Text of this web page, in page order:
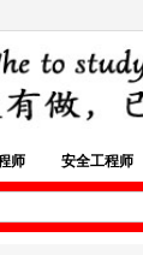
师 安全工程师